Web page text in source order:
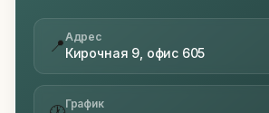
📍Адрес
Кирочная 9, офис 605
График